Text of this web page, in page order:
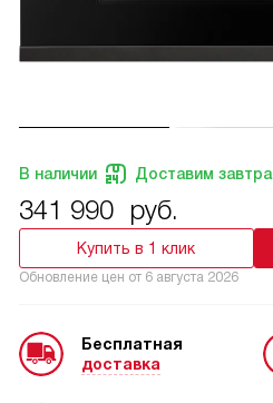
В наличии Доставим завтра
341 990 руб.
Купить в 1 клик
Обновление цен от 6 августа 2026
Бесплатная
доставка